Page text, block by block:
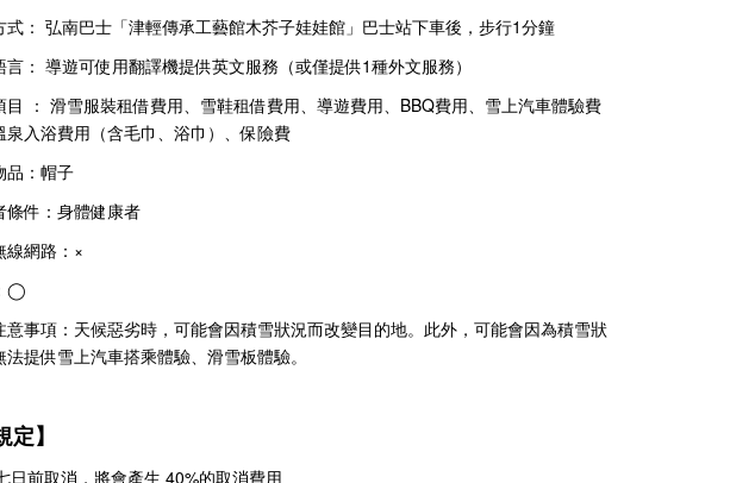
式： 弘南巴士「津輕傳承工藝館木芥子娃娃館」巴士站下車後，步行1分鐘
言： 導遊可使用翻譯機提供英文服務（或僅提供1種外文服務）
目 ： 滑雪服裝租借費用、雪鞋租借費用、導遊費用、BBQ費用、雪上汽車體驗費
泉入浴費用（含毛巾、浴巾）、保險費
品：帽子
條件：身體健康者
線網路：×
◯
意事項：天候惡劣時，可能會因積雪狀況而改變目的地。此外，可能會因為積雪狀
法提供雪上汽車搭乘體驗、滑雪板體驗。
定】
日前取消，將會產生 40%的取消費用